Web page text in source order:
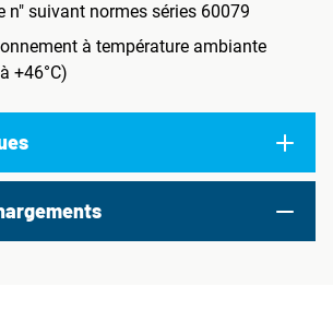
n" suivant normes séries 60079
à température ambiante
+46°C)